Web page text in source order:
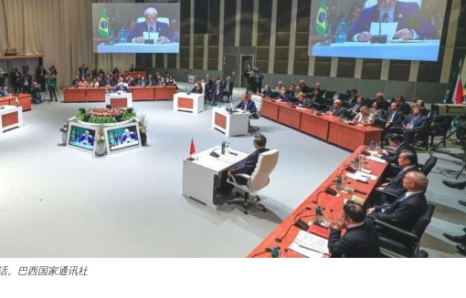
。巴西国家通讯社